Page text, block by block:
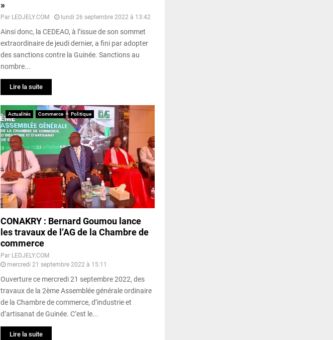
»
Par LEDJELY.COM lundi 26 septembre 2022 à 13:42
Ainsi donc, la CEDEAO, à l’issue de son sommet
extraordinaire de jeudi dernier, a fini par adopter
des sanctions contre la Guinée. Sanctions au
nombre...
Lire la suite
Actualités Commerce Politique
CONAKRY : Bernard Goumou lance
les travaux de l’AG de la Chambre de
commerce
Par LEDJELY.COM
mercredi 21 septembre 2022 à 15:11
Ouverture ce mercredi 21 septembre 2022, des
travaux de la 2ème Assemblée générale ordinaire
de la Chambre de commerce, d’industrie et
d’artisanat de Guinée. C’est le...
Lire la suite